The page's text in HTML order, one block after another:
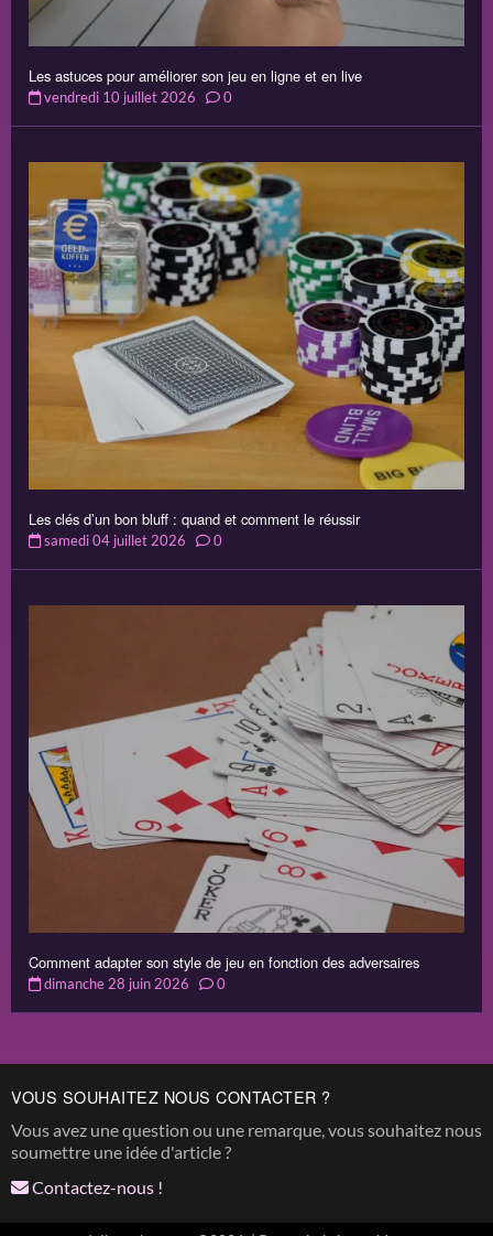
Les astuces pour améliorer son jeu en ligne et en live
vendredi 10 juillet 2026 0
Les clés d’un bon bluff : quand et comment le réussir
samedi 04 juillet 2026 0
Comment adapter son style de jeu en fonction des adversaires
dimanche 28 juin 2026 0
VOUS SOUHAITEZ NOUS CONTACTER ?
Vous avez une question ou une remarque, vous souhaitez nous
soumettre une idée d'article ?
Contactez-nous !